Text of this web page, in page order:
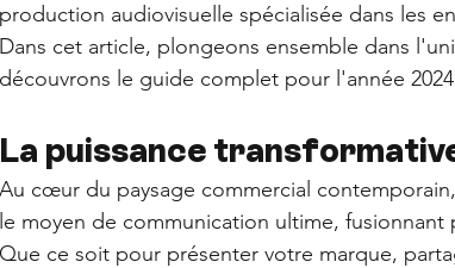
production audiovisuelle spécialisée dans les
Dans cet article, plongeons ensemble dans
découvrons le guide complet pour l'année
La puissance
Au cœur du paysage commercial
le moyen de communication ultime,
Que ce soit pour présenter votre marque,